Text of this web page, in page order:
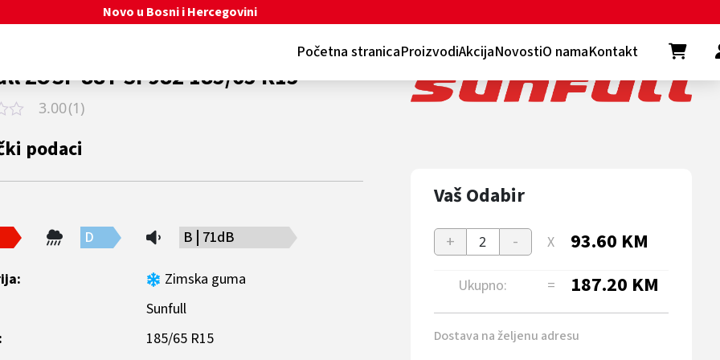
Početna stranicaProizvodiAkcijaNovostiO namaKontakt
ZOSF 88T SF982 185/65 R15
3.00(1)
podaci
D B 71dB
Zimska guma
Sunfull
185/65 R15
Vaš Odabir
+ 2 - X 93.60 KM
Ukupno: = 187.20 KM
Dostava na željenu adresu